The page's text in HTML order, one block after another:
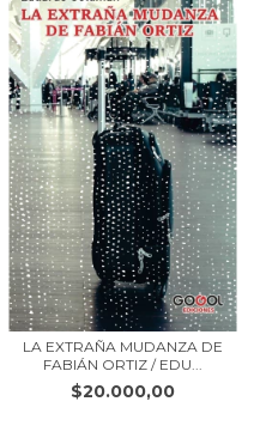
LA EXTRAÑA MUDANZA DE
FABIÁN ORTIZ / EDU...
$20.000,00